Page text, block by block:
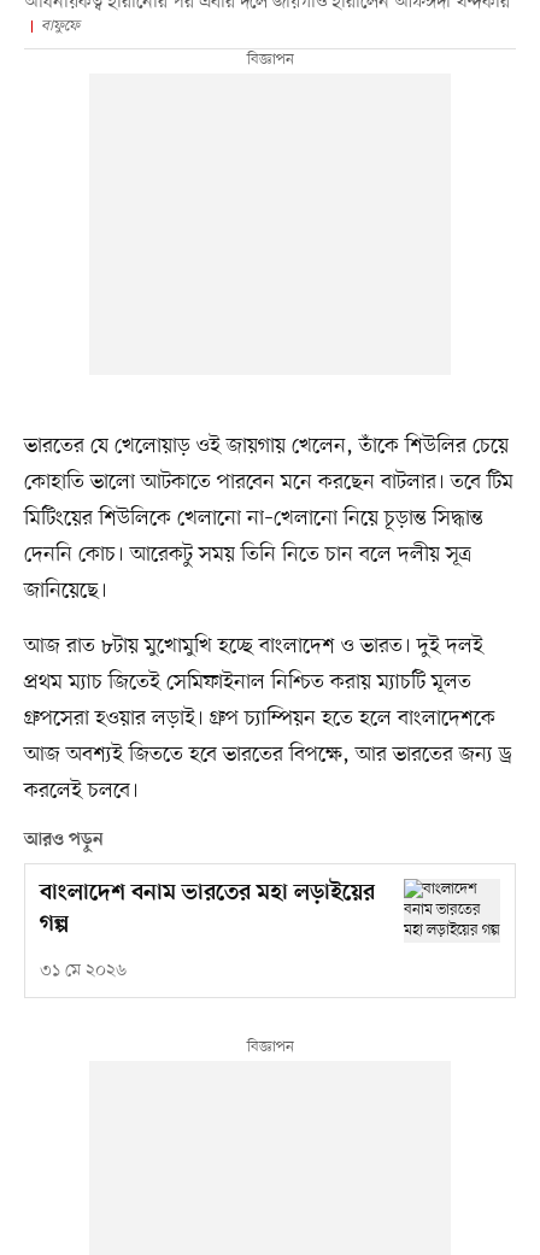
বাফুফে
ভারতের যে খেলোয়াড় ওই জায়গায় খেলেন, তাঁকে শিউলির চেয়ে
কোহাতি ভালো আটকাতে পারবেন মনে করছেন বাটলার। তবে টিম
মিটিংয়ের শিউলিকে খেলানো না–খেলানো নিয়ে চূড়ান্ত সিদ্ধান্ত
দেননি কোচ। আরেকটু সময় তিনি নিতে চান বলে দলীয় সূত্র
জানিয়েছে।
আজ রাত ৮টায় মুখোমুখি হচ্ছে বাংলাদেশ ও ভারত। দুই দলই
প্রথম ম্যাচ জিতেই সেমিফাইনাল নিশ্চিত করায় ম্যাচটি মূলত
গ্রুপসেরা হওয়ার লড়াই। গ্রুপ চ্যাম্পিয়ন হতে হলে বাংলাদেশকে
আজ অবশ্যই জিততে হবে ভারতের বিপক্ষে, আর ভারতের জন্য ড্র
করলেই চলবে।
আরও পড়ুন
বাংলাদেশ বনাম ভারতের মহা লড়াইয়ের
গল্প
৩১ মে ২০২৬